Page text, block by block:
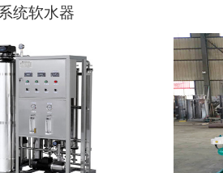
统软水器